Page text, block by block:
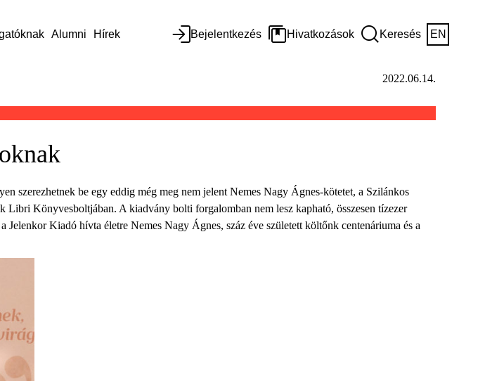
Alumni Hírek Bejelentkezés Hivatkozások Keresés EN
2022.06.14.
szerezhetnek be egy eddig még meg nem jelent Nemes Nagy Ágnes-kötetet, a Szilánkos
Könyvesboltjában. A kiadvány bolti forgalomban nem lesz kapható, összesen tízezer
Kiadó hívta életre Nemes Nagy Ágnes, száz éve született költőnk centenáriuma és a